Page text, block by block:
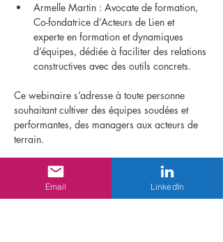
Armelle Martin : Avocate de formation,
Co-fondatrice d’Acteurs de Lien et
experte en formation et dynamiques
d’équipes, dédiée à faciliter des relations
constructives avec des outils concrets.
Ce webinaire s’adresse à toute personne
souhaitant cultiver des équipes soudées et
performantes, des managers aux acteurs de
terrain.
Inscrivez-vous dès maintenant et donnez à
votre équipe les clés d’une collaboration
enrichie par l’encouragement !
Email LinkedIn